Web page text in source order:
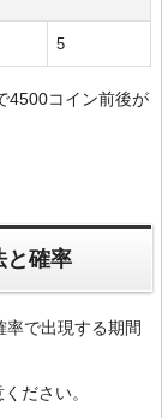
5
4500コイン前後が
と確率
で出現する期間
ださい。